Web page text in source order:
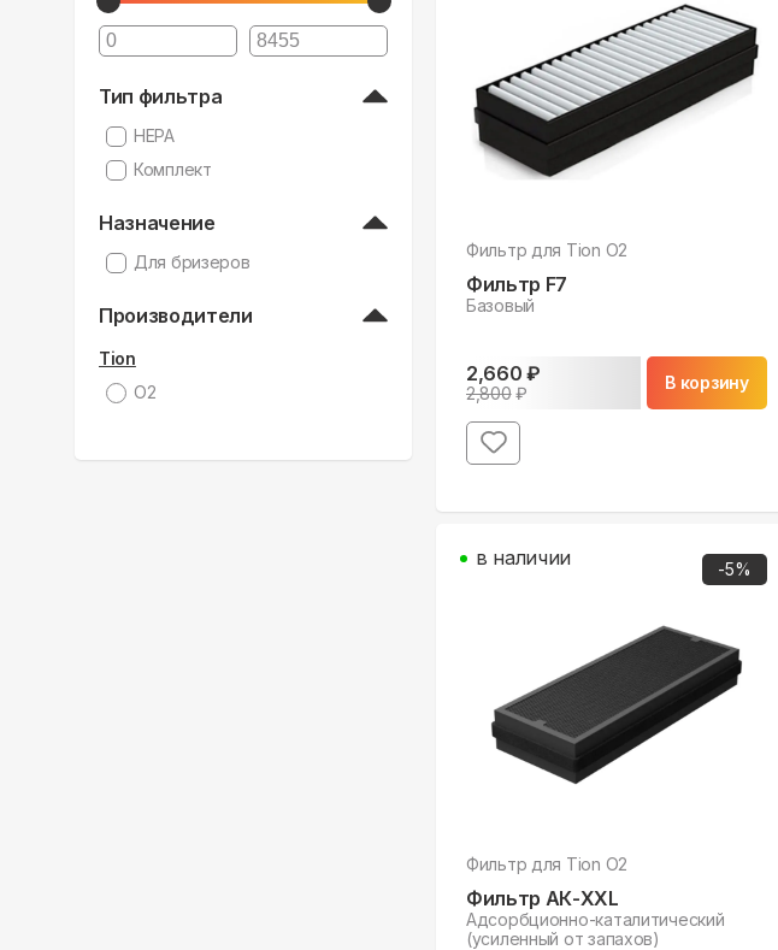
Тип фильтра
HEPA
Комплект
Назначение
Для бризеров
Производители
Tion
O2
Фильтр для Tion O2
Фильтр F7
Базовый
2,660 ₽
2,800₽
В корзину
-5%
Фильтр для Tion O2
Фильтр АК-ХХL
Адсорбционно-каталитический
(усиленный от запахов)
в наличии